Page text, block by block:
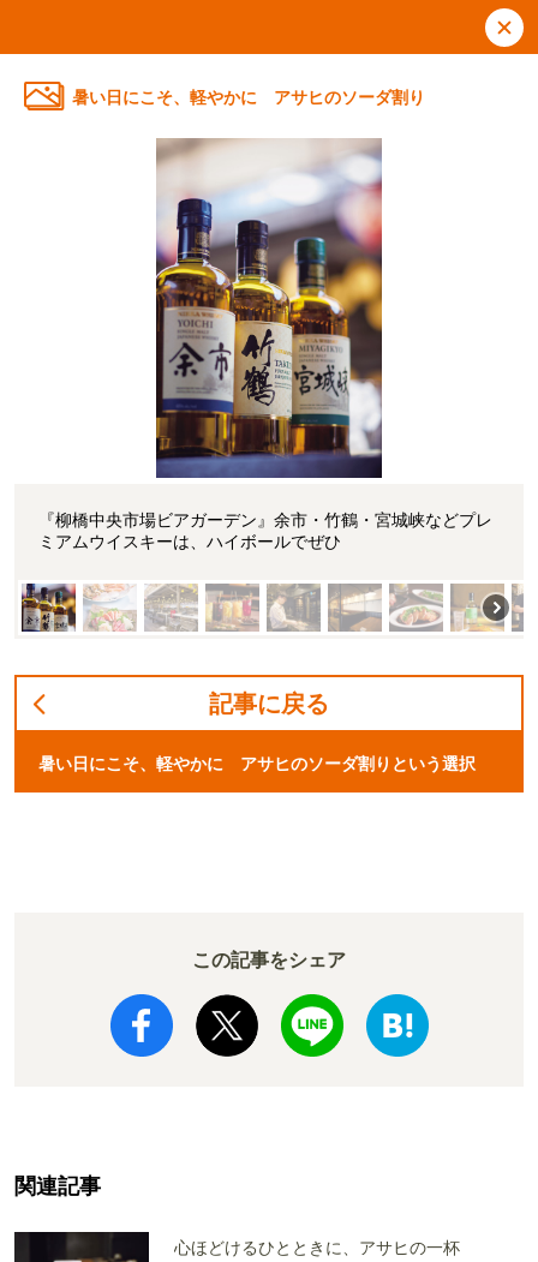
暑い日にこそ、軽やかに アサヒのソーダ割り
『柳橋中央市場ビアガーデン』余市・竹鶴・宮城峡などプレ
ミアムウイスキーは、ハイボールでぜひ
記事に戻る
暑い日にこそ、軽やかに アサヒのソーダ割りという選択
この記事をシェア
関連記事
心ほどけるひとときに、アサヒの一杯